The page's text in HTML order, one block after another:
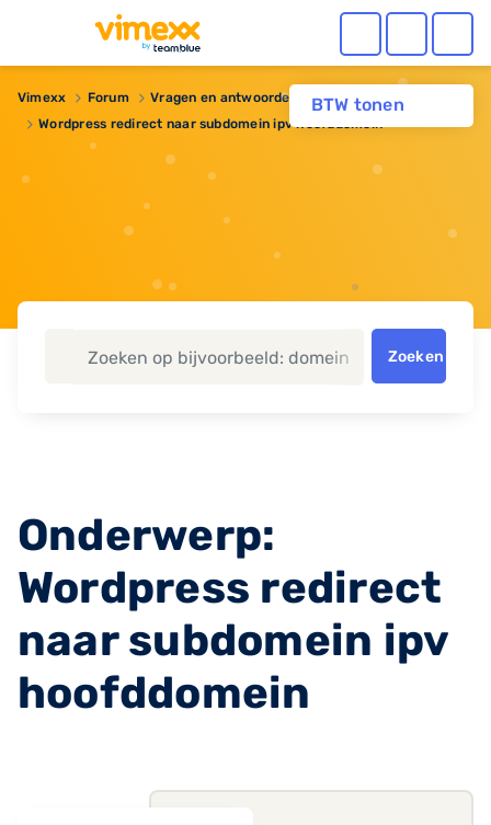
BTW tonen
Vimexx Forum
Vragen en antwoorden
Wordpress redirect naar subdomein ipv hoofddomein
Zoeken
Onderwerp:
Wordpress redirect
naar subdomein ipv
hoofddomein